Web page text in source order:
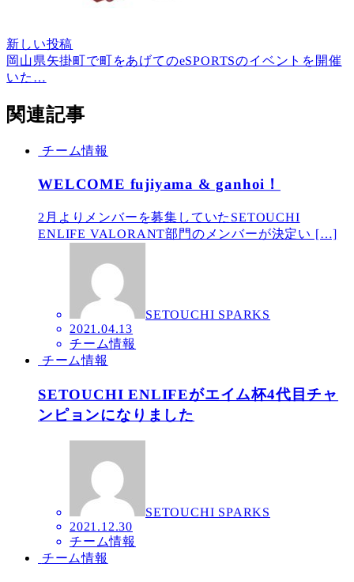
新しい投稿
岡山県矢掛町で町をあげてのeSPORTSのイベントを開催
いた…
関連記事
チーム情報
WELCOME fujiyama & ganhoi！
2月よりメンバーを募集していたSETOUCHI
ENLIFE VALORANT部門のメンバーが決定い […]
SETOUCHI SPARKS
2021.04.13
チーム情報
チーム情報
SETOUCHI ENLIFEがエイム杯4代目チャ
ンピョンになりました
SETOUCHI SPARKS
2021.12.30
チーム情報
チーム情報